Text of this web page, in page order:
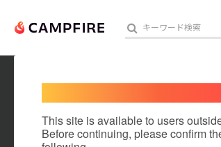
人気のプロジェ
This site is available to users
Before continuing, please confirm